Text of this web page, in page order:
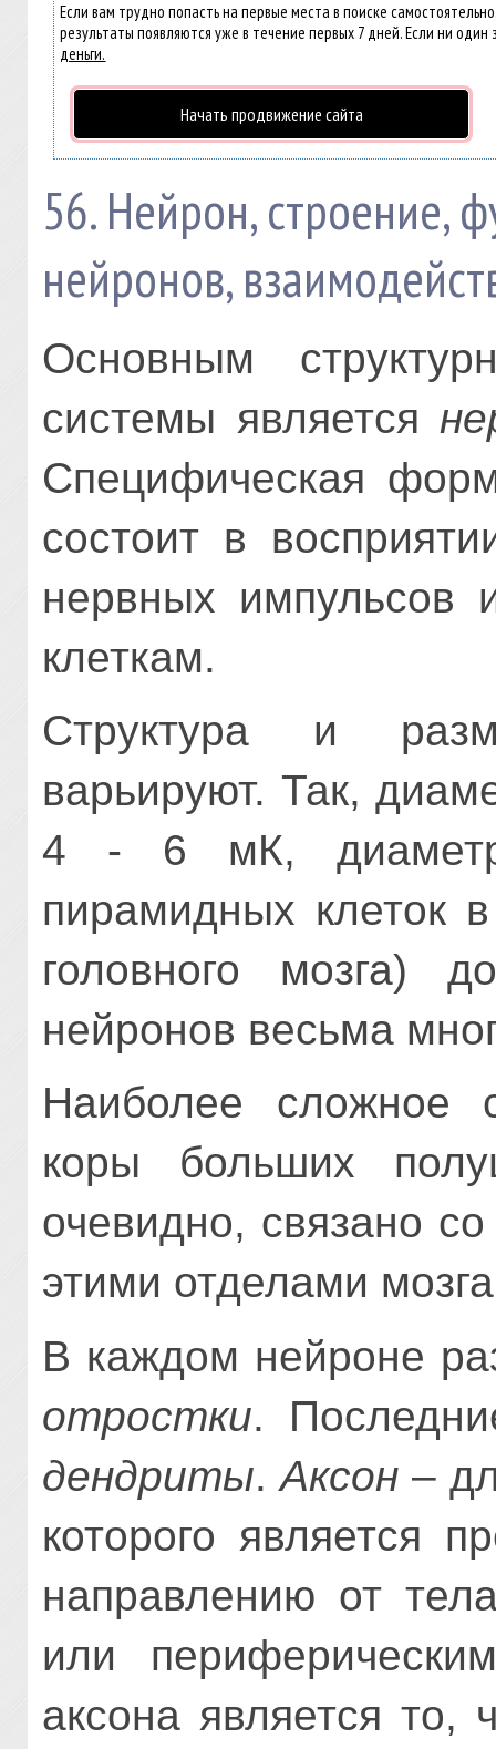
Если вам трудно попасть на первые места в поиске
результаты появляются уже в течение первых 7 дней. Если ни
деньги.
Начать продвижение сайта
56. Нейрон, строение,
нейронов,
Основным
системы является
Специфическая
состоит в
нервных импульсов
клеткам.
Структура и
варьируют. Так,
4 - 6 мК, диаметр
пирамидных клеток
головного мозга)
нейронов весьма
Наиболее сложное
коры больших
очевидно, связано
этими отделами
В каждом нейроне
отростки.
дендриты.Аксон –
которого является
направлению от
или
аксона является то,